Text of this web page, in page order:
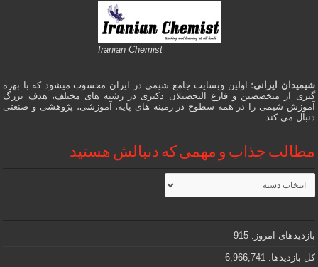
Iranian Chemist
شیمیدان ایرانی؛ اولین وبسایت جامع شیمی در ایران محسوب میشود که با بهره
گیری از متخصصین و فارغ التحصیلان دکتری در رشته های مختلف، هدف بزرگ
آموزش شیمی را در همه سطوح در زمینه های پایه، آموزشی، پژوهشی و صنعتی
دنبال می کند.
مطالب جذاب و مهمی که دنبالش هستید
مطالب
جذاب
و
که
دنبالش
هستید
بازدیدهای امروز:915
کل بازدیدها: 6,966,741